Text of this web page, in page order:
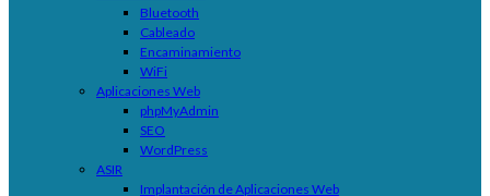
Bluetooth
Cableado
Encaminamiento
WiFi
Aplicaciones Web
phpMyAdmin
SEO
WordPress
ASIR
Implantación de Aplicaciones Web